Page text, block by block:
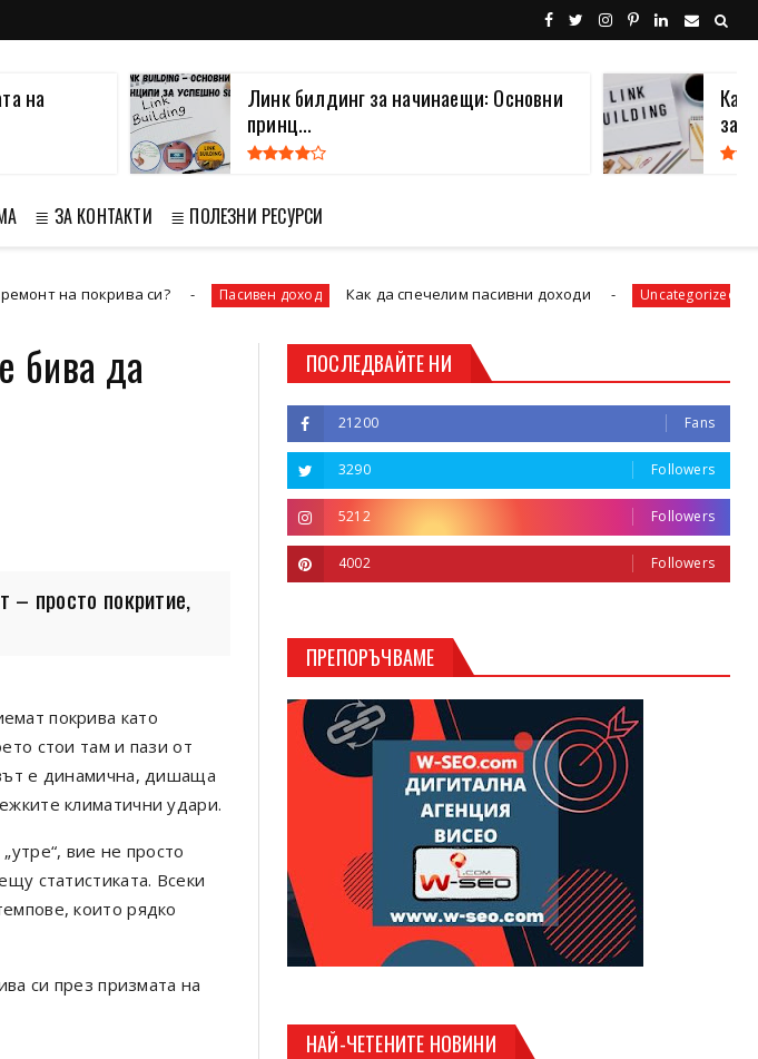
на
Линк билдинг за начинаещи: Основни
принц...
за
≣ ЗА КОНТАКТИ ≣ ПОЛЕЗНИ РЕСУРСИ
си? Пасивен доход Как да спечелим пасивни доходи Uncategorized 3 часа
бива да
– просто покритие,
покрива като
стои там и пази от
е динамична, дишаща
климатични удари.
вие не просто
статистиката. Всеки
които рядко
си през призмата на
ПОСЛЕДВАЙТЕ НИ
21200 Fans
3290 Followers
5212 Followers
4002 Followers
ПРЕПОРЪЧВАМЕ
НАЙ-ЧЕТЕНИТЕ НОВИНИ